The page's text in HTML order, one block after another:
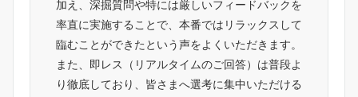
加え、深掘質問や特には厳しいフィードバックを
率直に実施することで、本番ではリラックスして
臨むことができたという声をよくいただきます。
また、即レス（リアルタイムのご回答）は普段よ
り徹底しており、皆さまへ選考に集中いただける